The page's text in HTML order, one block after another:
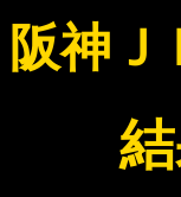
神Ｊ